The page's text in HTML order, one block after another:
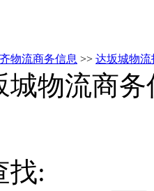
物流商务信息 >> 达坂城物
城物流商
找: